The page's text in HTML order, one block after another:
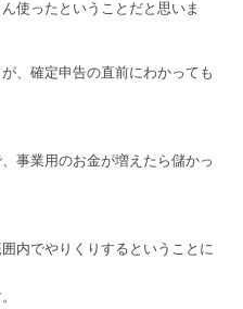
使ったということだと思いま
、確定申告の直前にわかっても
事業用のお金が増えたら儲かっ
内でやりくりするということに